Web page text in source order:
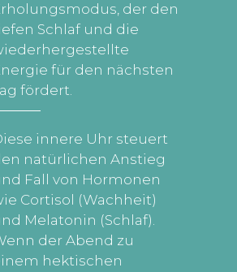
innere Uhr steuert
natürlichen Anstieg
Fall von Hormonen
Cortisol (Wachheit)
Melatonin (Schlaf).
der Abend zu
hektischen
der den
Schlaf und die
für den nächsten
fördert.